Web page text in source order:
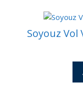
Soyouz Vol